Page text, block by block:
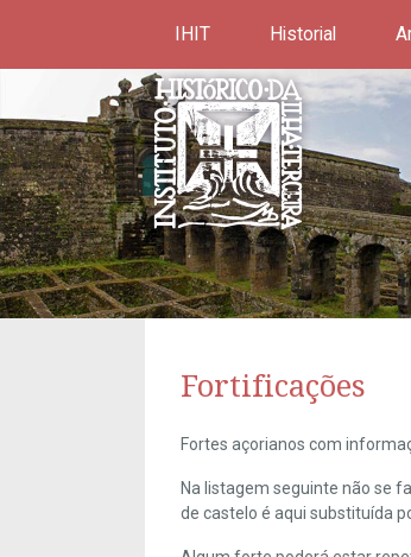
IHIT Historial
Fortificações
Fortes açorianos com
Na listagem seguinte não se
de castelo é aqui substituída